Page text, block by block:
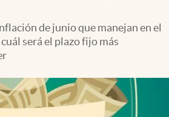
de junio que manejan en el
será el plazo fijo más